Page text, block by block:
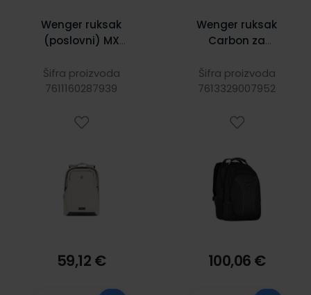
Wenger ruksak
(poslovni) MX
prijenosnike do
16", bež
Šifra proizvoda
7611160287939
59,12 €
Wenger ruksak
Carbon za
17", crni
Šifra proizvoda
7613329007952
100,06 €